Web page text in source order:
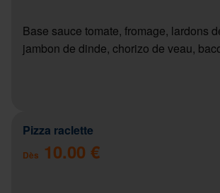
Base sauce tomate, fromage, lardons
jambon de dinde, chorizo de veau,
Pizza raclette
Dès 10.00 €